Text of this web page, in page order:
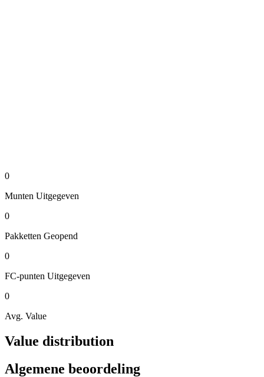
0
Munten Uitgegeven
0
Pakketten Geopend
0
FC-punten Uitgegeven
0
Avg. Value
Value distribution
Algemene beoordeling